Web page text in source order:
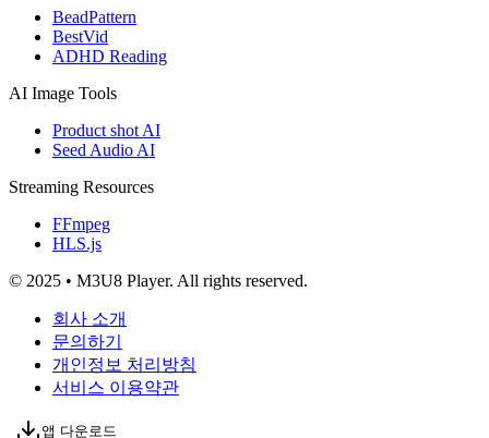
BeadPattern
BestVid
ADHD Reading
AI Image Tools
Product shot AI
Seed Audio AI
Streaming Resources
FFmpeg
HLS.js
© 2025 • M3U8 Player. All rights reserved.
회사 소개
문의하기
개인정보 처리방침
서비스 이용약관
앱 다운로드